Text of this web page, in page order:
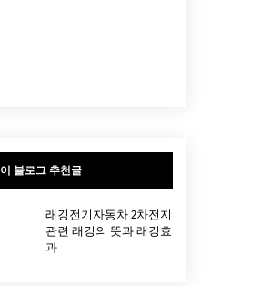
이 블로그 추천글
래깅전기자동차 2차전지
관련 래깅의 뜻과 래깅효
과